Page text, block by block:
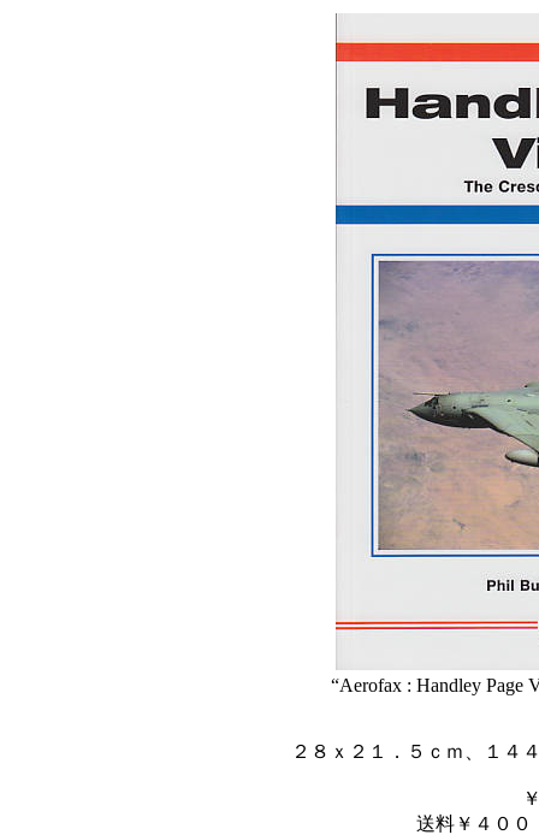
“Aerofax : Handley Page
２８ｘ２１．５ｃｍ、１４
送料￥４００